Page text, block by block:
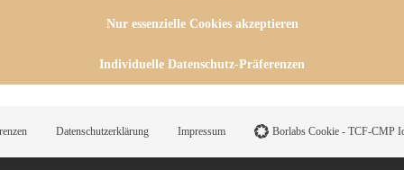
kann ich Euch diesen
Euch Kinder mit futtern,
ersetzen.
Nur essenzielle Cookies akzeptieren
Individuelle Datenschutz-Präferenzen
Datenschutzerklärung Impressum Borlabs Cookie - TCF-CMP